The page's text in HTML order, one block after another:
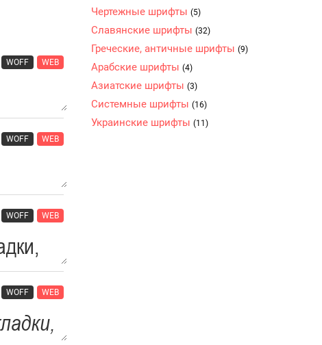
WOFF WEB
WOFF WEB
WOFF WEB
WOFF WEB
Чертежные шрифты (5)
Славянские шрифты (32)
Греческие, античные шрифты (9)
Арабские шрифты (4)
Азиатские шрифты (3)
Системные шрифты (16)
Украинские шрифты (11)